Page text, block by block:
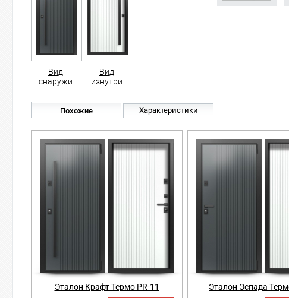
Вид
снаружи
Вид
изнутри
Похожие Характеристики
Эталон Крафт Термо PR-11 Эталон Эспада